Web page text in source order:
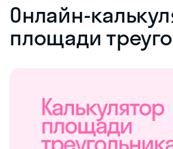
Онлайн-
площади